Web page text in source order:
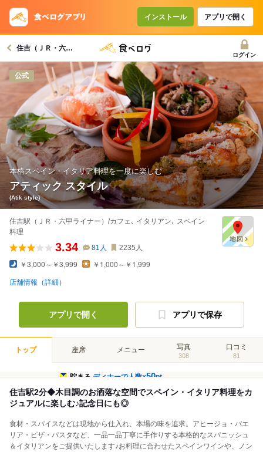
インストール アプリで開く
住吉（ＪＲ・六甲ライナー）駅グルメへ
ログイン
公式
本格スペイン・イタリア料理を一度に楽しむ
アティック スタイル
(Atik style)
住吉駅（ＪＲ・六甲ライナー）/カフェ､ イタリアン､ スペイン
料理
3.34 81 人 2235 人
￥3,000～￥3,999 ￥1,000～￥1,999
店舗情報（詳細）
アプリで開く アプリで保存
トップ 座席 メニュー 写真
308
口コミ
81
貯まるディナーで人数×50pt
住吉駅2分◆木目調のお洒落な空間でスペイン・イタリア料理をカ
ジュアルに楽しむ♪記念日にも◎
食材・スパイスなどは現地から仕入れ、本場の味を追求。アヒージョ・パエ
リア・ピザ・パスタなど、一品一品丁寧に手作りする本格的なスパニッシュ
＆イタリアンをご提供いたします♪お料理に合わせたスペインワインや、ノン